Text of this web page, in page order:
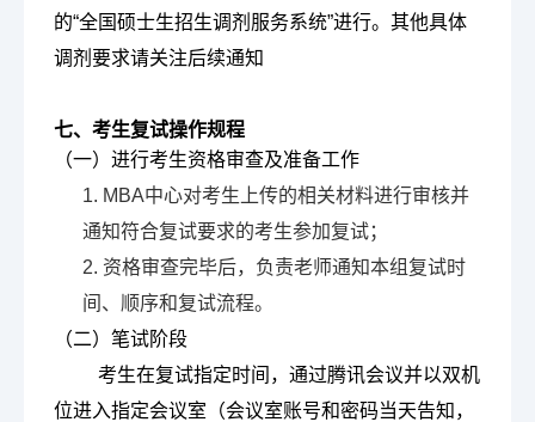
的“全国硕士生招生调剂服务系统”进行。其他具体
调剂要求请关注后续通知
七、考生复试操作规程
（一）进行考生资格审查及准备工作
1. MBA中心对考生上传的相关材料进行审核并
通知符合复试要求的考生参加复试；
2. 资格审查完毕后，负责老师通知本组复试时
间、顺序和复试流程。
（二）笔试阶段
考生在复试指定时间，通过腾讯会议并以双机
位进入指定会议室（会议室账号和密码当天告知，